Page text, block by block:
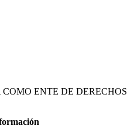
ENTE DE DERECHOS